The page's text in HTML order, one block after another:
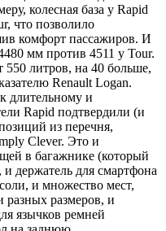
колесная база у Rapid
что позволило
комфорт пассажиров. И
мм против 4511 у Tour.
550 литров, на 40 больше,
Renault Logan.
длительному и
Rapid подтвердили (и
из перечня,
Clever. Это и
в багажнике (который
держатель для смартфона
и множество мест,
разных размеров, и
язычков ремней